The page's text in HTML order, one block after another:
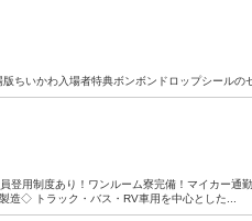
ちいかわ入場者特典ボンボンドロップシールの
用制度あり！ワンルーム寮完備！マイカー通
造◇ トラック・バス・RV車用を中心とした...